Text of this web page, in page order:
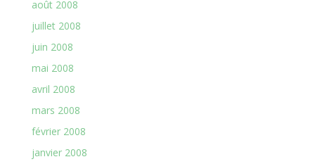
août 2008
juillet 2008
juin 2008
mai 2008
avril 2008
mars 2008
février 2008
janvier 2008